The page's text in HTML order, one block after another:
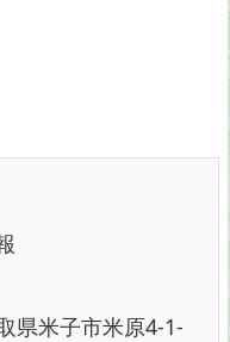
県米子市米原4-1-